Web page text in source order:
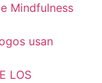
Mindfulness
usan
LOS